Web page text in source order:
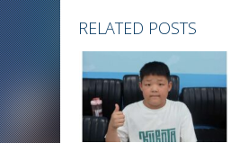
RELATED POSTS